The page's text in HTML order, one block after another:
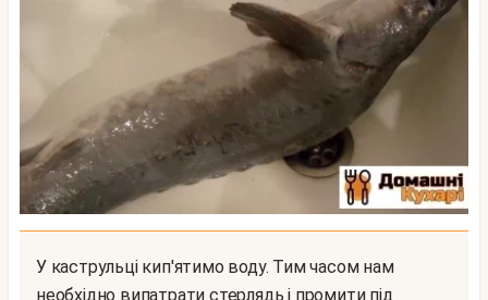
У каструльці кип'ятимо воду. Тим часом нам
необхідно випатрати стерлядь і промити під